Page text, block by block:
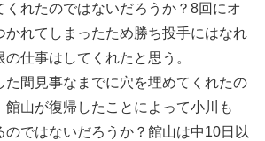
くれたのではないだろうか？8回にオ
かれてしまったため勝ち投手にはなれ
仕事はしてくれたと思う。
た間見事なまでに穴を埋めてくれたの
館山が復帰したことによって小川も
のではないだろうか？館山は中10日以